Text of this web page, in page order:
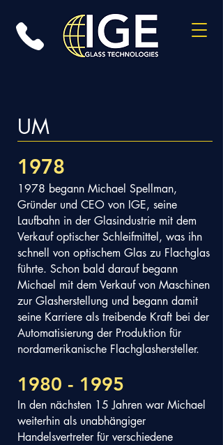
UM
1978
1978 begann Michael Spellman,
Gründer und CEO von IGE, seine
Laufbahn in der Glasindustrie mit dem
Verkauf optischer Schleifmittel, was ihn
schnell von optischem Glas zu Flachglas
führte. Schon bald darauf begann
Michael mit dem Verkauf von Maschinen
zur Glasherstellung und begann damit
seine Karriere als treibende Kraft bei der
Automatisierung der Produktion für
nordamerikanische Flachglashersteller.
1980 - 1995
In den nächsten 15 Jahren war Michael
weiterhin als unabhängiger
Handelsvertreter für verschiedene